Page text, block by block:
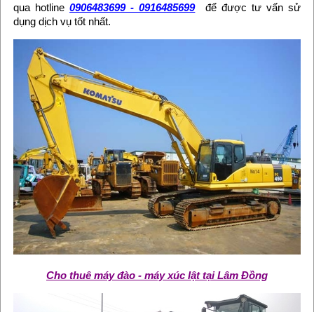
qua hotline0906483699 - 0916485699để được tư vấn sử
dụng dịch vụ tốt nhất.
Cho thuê máy đào - máy xúc lật tại Lâm Đồng